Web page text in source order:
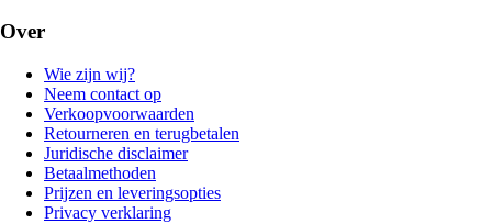
Over
Wie zijn wij?
Neem contact op
Verkoopvoorwaarden
Retourneren en terugbetalen
Juridische disclaimer
Betaalmethoden
Prijzen en leveringsopties
Privacy verklaring